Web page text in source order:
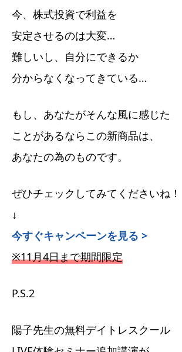
今、株式投資で利益を
安定させるのは大変…
難しいし、自分にできるか
分からなくなってきている…
もし、あなたがそんな風に感じた
ことがあるならこの新商品は、
あなたの為のものです。
ぜひチェックしてみてくださいね！
↓
今すぐキャンペーンを見る >
※11月4日まで期間限定
P.S.2
陽子先生の無料デイトレスクール